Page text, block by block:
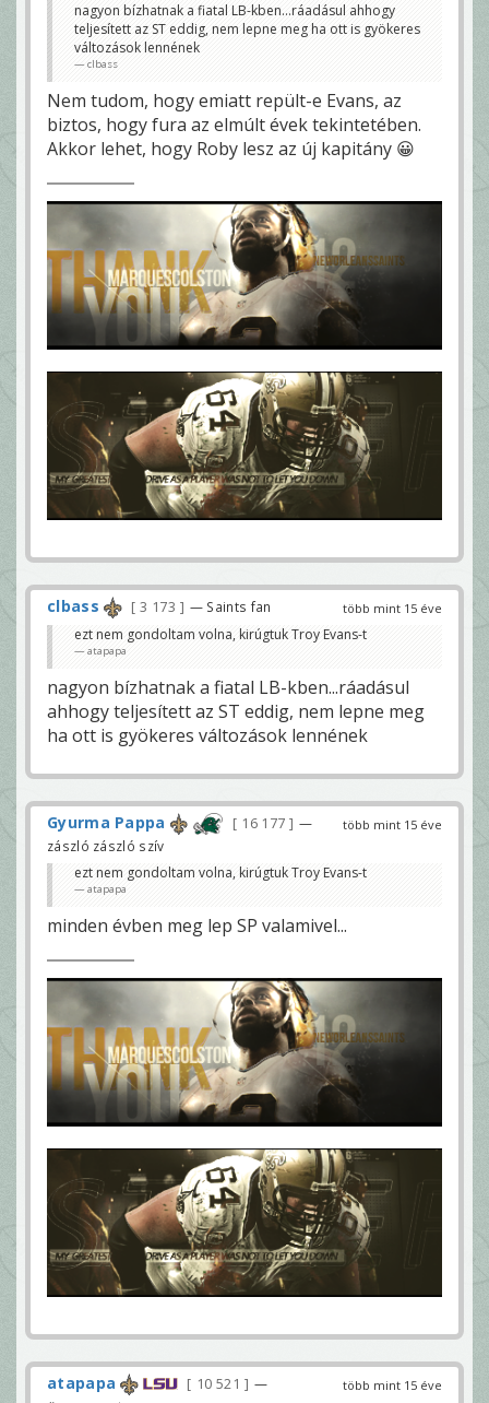
nagyon bízhatnak a fiatal LB-kben...ráadásul ahhogy
teljesített az ST eddig, nem lepne meg ha ott is gyökeres
változások lennének
clbass
Nem tudom, hogy emiatt repült-e Evans, az
biztos, hogy fura az elmúlt évek tekintetében.
Akkor lehet, hogy Roby lesz az új kapitány 😀
több mint 15 éve
clbass 3 173 — Saints fan
ezt nem gondoltam volna, kirúgtuk Troy Evans-t
atapapa
nagyon bízhatnak a fiatal LB-kben...ráadásul
ahhogy teljesített az ST eddig, nem lepne meg
ha ott is gyökeres változások lennének
több mint 15 éve
Gyurma Pappa 16 177
—
zászló zászló szív
ezt nem gondoltam volna, kirúgtuk Troy Evans-t
atapapa
minden évben meg lep SP valamivel...
több mint 15 éve
atapapa 10 521
—